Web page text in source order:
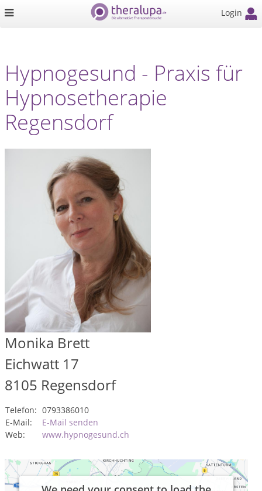
Login
Hypnogesund - Praxis für
Hypnosetherapie
Regensdorf
Monika Brett
Eichwatt 17
8105 Regensdorf
Telefon: 0793386010
E-Mail:
E-Mail senden
Web:
www.hypnogesund.ch